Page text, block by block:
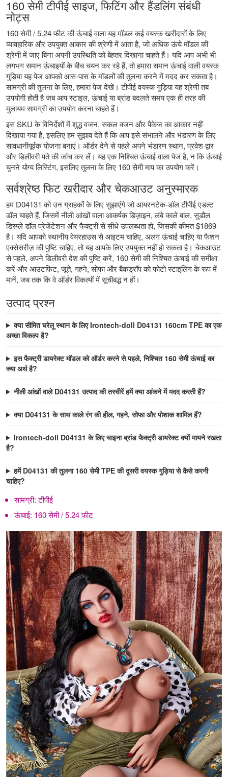
160 सेमी टीपीई साइज, फिटिंग और हैंडलिंग संबंधी
नोट्स
160 सेमी / 5.24 फीट की ऊंचाई वाला यह मॉडल कई वयस्क खरीदारों के लिए
व्यावहारिक और उपयुक्त आकार की श्रेणी में आता है, जो अधिक ऊंचे मॉडल की
श्रेणी में जाए बिना अपनी उपस्थिति को बेहतर दिखाना चाहते हैं। यदि आप अभी भी
लगभग समान ऊंचाइयों के बीच चयन कर रहे हैं, तो हमारासमान ऊंचाई वाली वयस्क
गुड़ियायह पेज आपको आस-पास के मॉडलों की तुलना करने में मदद कर सकता है।
सामग्री की तुलना के लिए, हमारा पेज देखें।टीपीई वयस्क गुड़ियायह श्रेणी तब
उपयोगी होती है जब आप स्टाइल, ऊंचाई या ब्रांड बदलते समय एक ही तरह की
मुलायम सामग्री का उपयोग करना चाहते हैं।
इस SKU के विनिर्देशों में शुद्ध वजन, सकल वजन और पैकेज का आकार नहीं
दिखाया गया है, इसलिए हम सुझाव देते हैं कि आप इसे संभालने और भंडारण के लिए
सावधानीपूर्वक योजना बनाएं। ऑर्डर देने से पहले अपने भंडारण स्थान, प्रवेश द्वार
और डिलीवरी पते की जांच कर लें। यह एक निश्चित ऊंचाई वाला पेज है, न कि ऊंचाई
चुनने योग्य लिस्टिंग, इसलिए तुलना के लिए 160 सेमी माप का उपयोग करें।
सर्वश्रेष्ठ फिट खरीदार और चेकआउट अनुस्मारक
हम D04131 को उन ग्राहकों के लिए सुझाएंगे जो आयरनटेक-डॉल टीपीई एडल्ट
डॉल चाहते हैं, जिसमें नीली आंखों वाला आकर्षक डिज़ाइन, लंबे काले बाल, सुडौल
डिस्प्ले डॉल प्रेजेंटेशन और फैक्ट्री से सीधे उपलब्धता हो, जिसकी कीमत $1869
है। यदि आपको स्थानीय वेयरहाउस से आइटम चाहिए, अलग ऊंचाई चाहिए या फैशन
एक्सेसरीज़ की पुष्टि चाहिए, तो यह आपके लिए उपयुक्त नहीं हो सकता है। चेकआउट
से पहले, अपने डिलीवरी देश की पुष्टि करें, 160 सेमी की निश्चित ऊंचाई की समीक्षा
करें और आउटफिट, जूते, गहने, सोफा और बैकड्रॉप को फोटो स्टाइलिंग के रूप में
मानें, जब तक कि वे ऑर्डर विकल्पों में सूचीबद्ध न हों।
उत्पाद प्रश्न
क्या सीमित घरेलू स्थान के लिए Irontech-doll D04131 160cm TPE का एक
अच्छा विकल्प है?
इस फैक्ट्री डायरेक्ट मॉडल को ऑर्डर करने से पहले, निश्चित 160 सेमी ऊंचाई का
क्या अर्थ है?
नीली आंखों वाले D04131 उत्पाद की तस्वीरें हमें क्या आंकने में मदद करती हैं?
क्या D04131 के साथ काले रंग की हील, गहने, सोफा और पोशाक शामिल हैं?
Irontech-doll D04131 के लिए चाइना ब्रांड फैक्ट्री डायरेक्ट क्यों मायने रखता
है?
हमें D04131 की तुलना 160 सेमी TPE की दूसरी वयस्क गुड़िया से कैसे करनी
चाहिए?
सामग्री:टीपीई
ऊंचाई: 160 सेमी / 5.24 फीट